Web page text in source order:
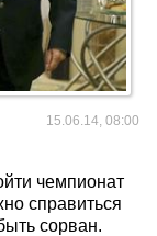
15.06.14, 08:00
чемпионат
справиться
сорван.